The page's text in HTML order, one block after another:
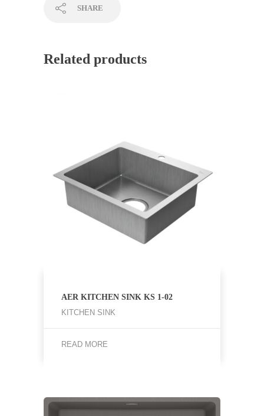
SHARE
Related products
AER KITCHEN SINK KS 1-02
KITCHEN SINK
READ MORE